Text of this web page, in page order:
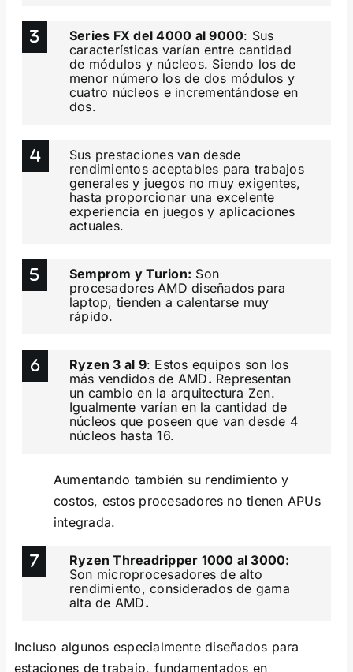
Series FX del 4000 al 9000: Sus
características varían entre cantidad
de módulos y núcleos. Siendo los de
menor número los de dos módulos y
cuatro núcleos e incrementándose en
dos.
Sus prestaciones van desde
rendimientos aceptables para trabajos
generales y juegos no muy exigentes,
hasta proporcionar una excelente
experiencia en juegos y aplicaciones
actuales.
Semprom y Turion: Son
procesadores AMD diseñados para
laptop, tienden a calentarse muy
rápido.
Ryzen 3 al 9: Estos equipos son los
más vendidos de AMD. Representan
un cambio en la arquitectura Zen.
Igualmente varían en la cantidad de
núcleos que poseen que van desde 4
núcleos hasta 16.
Aumentando también su rendimiento y
costos, estos procesadores no tienen APUs
integrada.
Ryzen Threadripper 1000 al 3000:
Son microprocesadores de alto
rendimiento, considerados de gama
alta de AMD.
Incluso algunos especialmente diseñados para
estaciones de trabajo, fundamentados en